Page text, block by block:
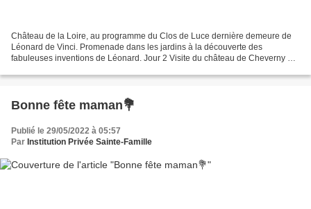
Château de la Loire, au programme du Clos de Luce dernière demeure de
Léonard de Vinci. Promenade dans les jardins à la découverte des
fabuleuses inventions de Léonard. Jour 2 Visite du château de Cheverny et
Bonne fête maman💐
Publié le 29/05/2022 à 05:57
Par Institution Privée Sainte-Famille